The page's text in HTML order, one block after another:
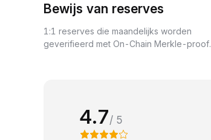
Bewijs van reserves
1:1 reserves die maandelijks worden
geverifieerd met On-Chain Merkle-proof.
4.7/ 5